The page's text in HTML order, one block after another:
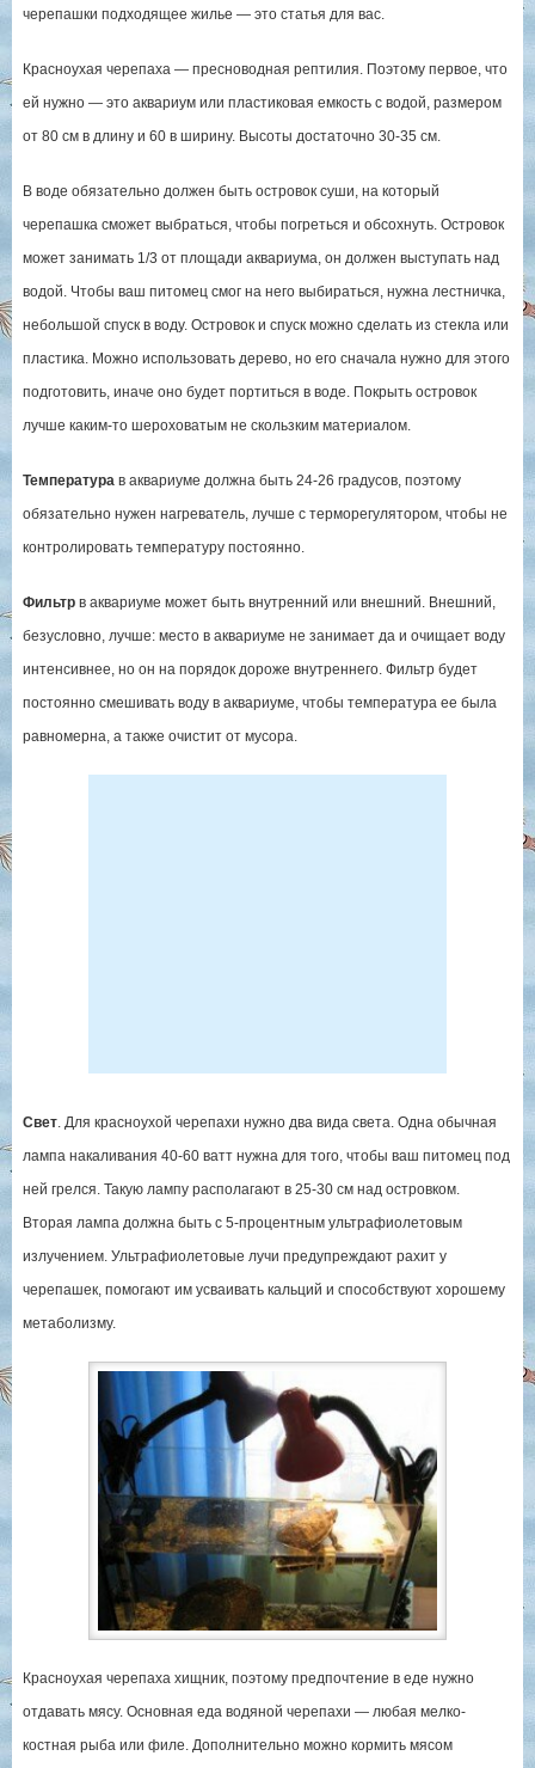
черепашки подходящее жилье — это статья для вас.
Красноухая черепаха — пресноводная рептилия. Поэтому первое, что
ей нужно — это аквариум или пластиковая емкость с водой, размером
от 80 см в длину и 60 в ширину. Высоты достаточно 30-35 см.
В воде обязательно должен быть островок суши, на который
черепашка сможет выбраться, чтобы погреться и обсохнуть. Островок
может занимать 1/3 от площади аквариума, он должен выступать над
водой. Чтобы ваш питомец смог на него выбираться, нужна лестничка,
небольшой спуск в воду. Островок и спуск можно сделать из стекла или
пластика. Можно использовать дерево, но его сначала нужно для этого
подготовить, иначе оно будет портиться в воде. Покрыть островок
лучше каким-то шероховатым не скользким материалом.
Температурав аквариуме должна быть 24-26 градусов, поэтому
обязательно нужен нагреватель, лучше с терморегулятором, чтобы не
контролировать температуру постоянно.
Фильтрв аквариуме может быть внутренний или внешний. Внешний,
безусловно, лучше: место в аквариуме не занимает да и очищает воду
интенсивнее, но он на порядок дороже внутреннего. Фильтр будет
постоянно смешивать воду в аквариуме, чтобы температура ее была
равномерна, а также очистит от мусора.
Свет. Для красноухой черепахи нужно два вида света. Одна обычная
лампа накаливания 40-60 ватт нужна для того, чтобы ваш питомец под
ней грелся. Такую лампу располагают в 25-30 см над островком.
Вторая лампа должна быть с 5-процентным ультрафиолетовым
излучением. Ультрафиолетовые лучи предупреждают рахит у
черепашек, помогают им усваивать кальций и способствуют хорошему
метаболизму.
Красноухая черепаха хищник, поэтому предпочтение в еде нужно
отдавать мясу. Основная еда водяной черепахи — любая мелко-
костная рыба или филе. Дополнительно можно кормить мясом